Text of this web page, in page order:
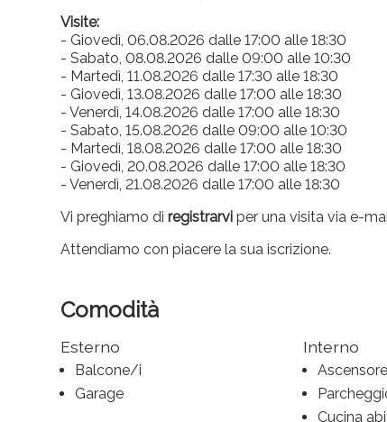
Visite:
- Giovedì, 06.08.2026 dalle 17:00 alle 18:30
- Sabato, 08.08.2026 dalle 09:00 alle 10:30
- Martedì, 11.08.2026 dalle 17:30 alle 18:30
- Giovedì, 13.08.2026 dalle 17:00 alle 18:30
- Venerdì, 14.08.2026 dalle 17:00 alle 18:30
- Sabato, 15.08.2026 dalle 09:00 alle 10:30
- Martedì, 18.08.2026 dalle 17:00 alle 18:30
- Giovedì, 20.08.2026 dalle 17:00 alle 18:30
- Venerdì, 21.08.2026 dalle 17:00 alle 18:30
Vi preghiamo diregistrarvi per una visita via e-
Attendiamo con piacere la sua iscrizione.
Comodità
Esterno
Balcone/i
Garage
Interno
Ascensore
Cucina